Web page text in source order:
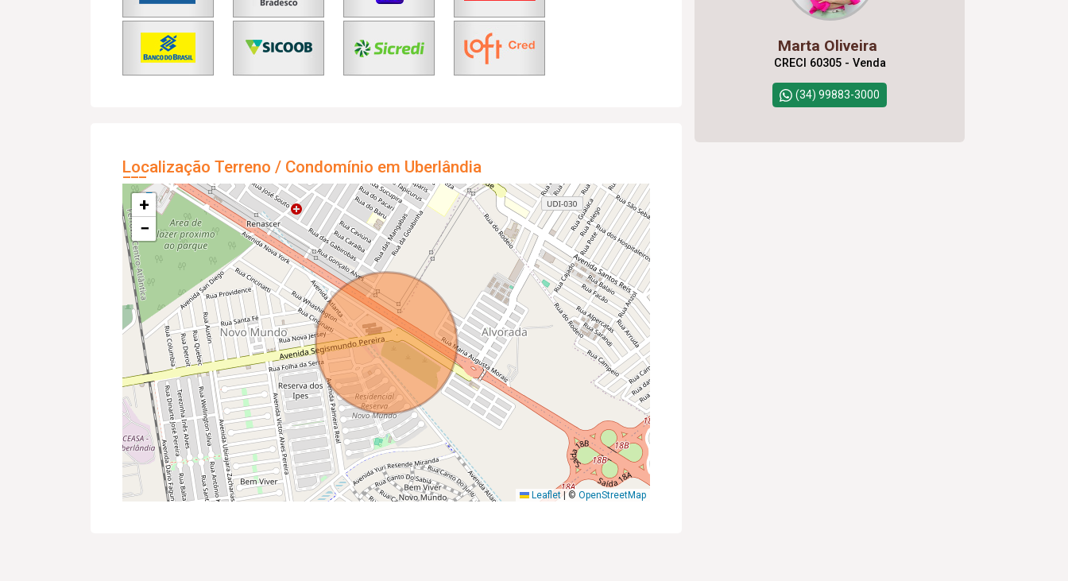
Localização Terreno / Condomínio em Uberlândia
+
−
Leaflet |© OpenStreetMap
Marta Oliveira
CRECI 60305 - Venda
(34) 99883-3000